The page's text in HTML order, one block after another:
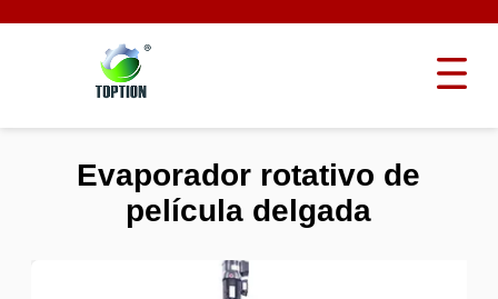
Evaporador rotativo de
película delgada